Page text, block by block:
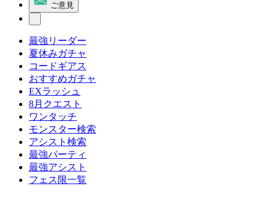
ご意見
最強リーダー
夏休みガチャ
コードギアス
おすすめガチャ
EXラッシュ
8月クエスト
ワンタッチ
モンスター検索
アシスト検索
最強パーティ
最強アシスト
フェス限一覧